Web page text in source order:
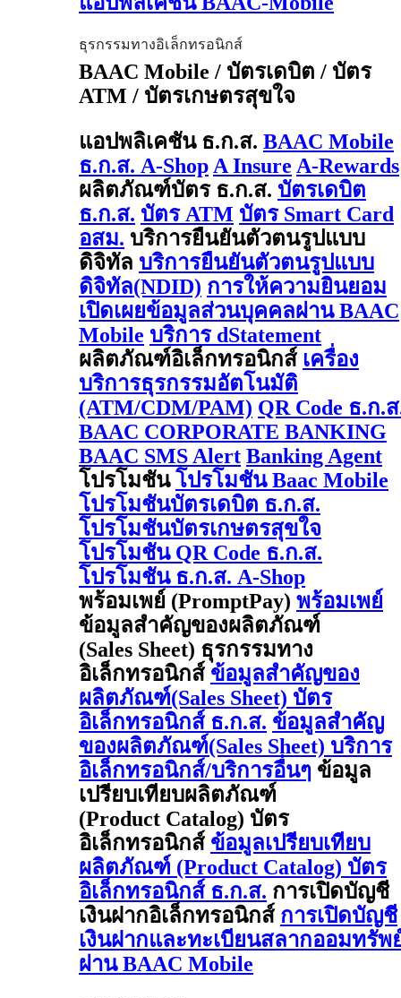
ธุรกรรมทางอิเล็กทรอนิกส์
BAAC Mobile / บัตรเดบิต / บัตร
ATM / บัตรเกษตรสุขใจ
แอปพลิเคชัน ธ.ก.ส. BAAC Mobile
ธ.ก.ส. A-Shop A Insure A-Rewards
ผลิตภัณฑ์บัตร ธ.ก.ส. บัตรเดบิต
ธ.ก.ส. บัตร ATM บัตร Smart Card
อสม. บริการยืนยันตัวตนรูปแบบ
ดิจิทัล บริการยืนยันตัวตนรูปแบบ
ดิจิทัล(NDID) การให้ความยินยอม
เปิดเผยข้อมูลส่วนบุคคลผ่าน BAAC
Mobile บริการ dStatement
ผลิตภัณฑ์อิเล็กทรอนิกส์ เครื่อง
บริการธุรกรรมอัตโนมัติ
(ATM/CDM/PAM) QR Code ธ.ก.
BAAC CORPORATE BANKING
BAAC SMS Alert Banking Agent
โปรโมชัน โปรโมชัน Baac Mobile
โปรโมชันบัตรเดบิต ธ.ก.ส.
โปรโมชันบัตรเกษตรสุขใจ
โปรโมชัน QR Code ธ.ก.ส.
โปรโมชัน ธ.ก.ส. A-Shop
พร้อมเพย์ (PromptPay) พร้อมเพย์
ข้อมูลสำคัญของผลิตภัณฑ์
(Sales Sheet) ธุรกรรมทาง
อิเล็กทรอนิกส์ ข้อมูลสำคัญของ
ผลิตภัณฑ์(Sales Sheet) บัตร
อิเล็กทรอนิกส์ ธ.ก.ส. ข้อมูลสำคัญ
ของผลิตภัณฑ์(Sales Sheet) บริการ
อิเล็กทรอนิกส์/บริการอื่นๆ ข้อมูล
เปรียบเทียบผลิตภัณฑ์
(Product Catalog) บัตร
อิเล็กทรอนิกส์ ข้อมูลเปรียบเทียบ
ผลิตภัณฑ์ (Product Catalog) บัตร
อิเล็กทรอนิกส์ ธ.ก.ส. การเปิดบัญชี
เงินฝากอิเล็กทรอนิกส์ การเปิดบัญชี
เงินฝากและทะเบียนสลากออมทรัพ
ผ่าน BAAC Mobile